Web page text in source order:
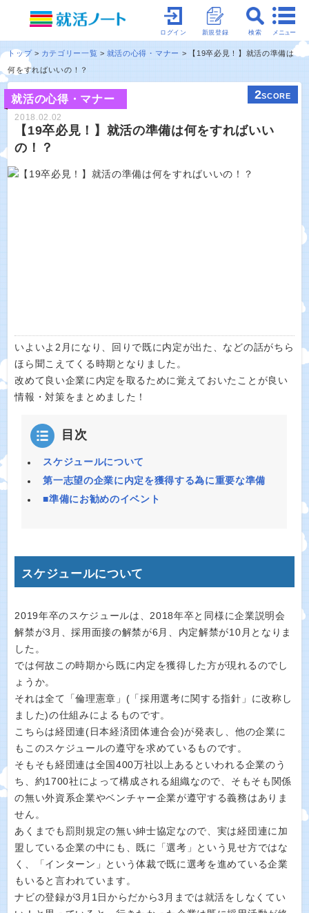
メニュー
検索
新規登録
ログイン
トップ カテゴリー一覧 就活の心得・マナー
【19卒必見！】就活の準備は
何をすればいいの！？
就活の心得・マナー 2SCORE
2018.02.02
【19卒必見！】就活の準備は何をすればいい
の！？
いよいよ2月になり、回りで既に内定が出た、などの話がちら
ほら聞こえてくる時期となりました。
改めて良い企業に内定を取るために覚えておいたことが良い
情報・対策をまとめました！
目次
スケジュールについて
第一志望の企業に内定を獲得する為に重要な準備
■準備にお勧めのイベント
スケジュールについて
2019年卒のスケジュールは、2018年卒と同様に企業説明会
解禁が3月、採用面接の解禁が6月、内定解禁が10月となりま
した。
では何故この時期から既に内定を獲得した方が現れるのでし
ょうか。
それは全て「倫理憲章」(「採用選考に関する指針」に改称し
ました)の仕組みによるものです。
こちらは経団連(日本経済団体連合会)が発表し、他の企業に
もこのスケジュールの遵守を求めているものです。
そもそも経団連は全国400万社以上あるといわれる企業のう
ち、約1700社によって構成される組織なので、そもそも関係
の無い外資系企業やベンチャー企業が遵守する義務はありま
せん。
あくまでも罰則規定の無い紳士協定なので、実は経団連に加
盟している企業の中にも、既に「選考」という見せ方ではな
く、「インターン」という体裁で既に選考を進めている企業
もいると言われています。
ナビの登録が3月1日からだから3月までは就活をしなくてい